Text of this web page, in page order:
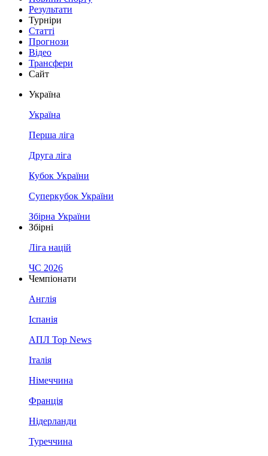
Результати
Турніри
Статті
Прогнози
Відео
Трансфери
Сайт
Україна
Україна
Перша ліга
Друга ліга
Кубок України
Суперкубок України
Збірна України
Збірні
Ліга націй
ЧС 2026
Чемпіонати
Англія
Іспанія
АПЛ Top News
Італія
Німеччина
Франція
Нідерланди
Туреччина